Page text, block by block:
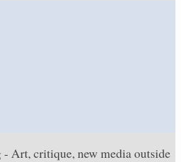
Art, critique, new media outside